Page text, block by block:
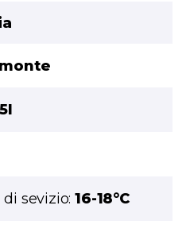
di sevizio:16-18°C